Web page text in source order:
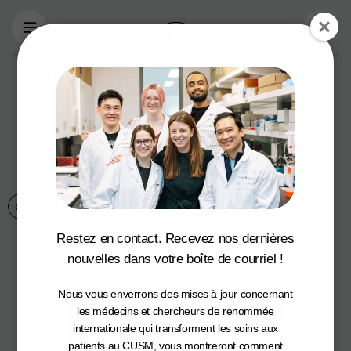
Aller au contenu principal
Célébrons les
gagnants du
premier prix IA2
pour l’innovation!
Cardiologie 12 août 2024
Restez en contact. Recevez nos dernières
nouvelles dans votre boîte de courriel !
Nous vous enverrons des mises à jour concernant
les médecins et chercheurs de renommée
internationale qui transforment les soins aux
patients au CUSM, vous montreront comment